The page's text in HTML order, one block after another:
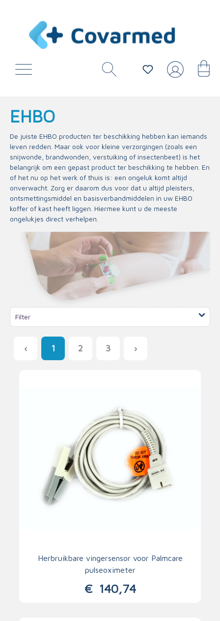
EHBO
De juiste EHBO producten ter beschikking hebben kan iemands
leven redden. Maar ook voor kleine verzorgingen (zoals een
snijwonde, brandwonden, verstuiking of insectenbeet) is het
belangrijk om een gepast product ter beschikking te hebben. En
of het nu op het werk of thuis is: een ongeluk komt altijd
onverwacht. Zorg er daarom dus voor dat u altijd pleisters,
ontsmettingsmiddel en basisverbandmiddelen in uw EHBO
koffer of kast heeft liggen. Hiermee kunt u de meeste
ongelukjes direct verhelpen.
Filter
1 2 3
Herbruikbare vingersensor voor Palmcare
pulseoximeter
€140,74